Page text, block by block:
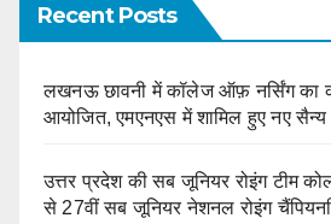
Recent Posts
लखनऊ छावनी में कॉलेज ऑफ़ नर्सिंग का
आयोजित, एमएनएस में शामिल हुए नए सैन्य
उत्तर प्रदेश की सब जूनियर रोइंग टीम
से 27वीं सब जूनियर नेशनल रोइंग